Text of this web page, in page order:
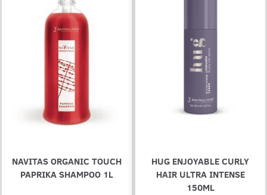
NAVITAS ORGANIC TOUCH
PAPRIKA SHAMPOO 1L
HUG ENJOYABLE CURLY
HAIR ULTRA INTENSE
150ML